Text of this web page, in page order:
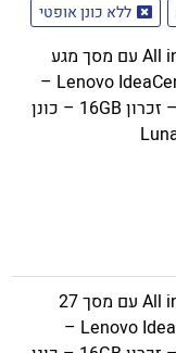
ללא כונן אופטי
מחשב לנובו All in One עם מסך מגע
27 אינץ Lenovo IdeaCentre AIO i –
מעבד i5-13420H – זכרון 16GB – כונן
מחשב לנובו All in One עם מסך 27
אינץ Lenovo IdeaCentre AIO i –